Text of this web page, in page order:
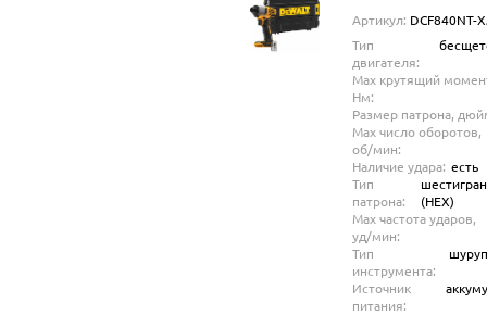
АКБ и ЗУ, в кейсе
TSTAK
Артикул: DCF840NT-
Тип
двигателя:
Max крутящий
Нм:
Размер патрона,
Max число оборотов,
об/мин:
Наличие удара: есть
Тип
патрона:
(HEX)
Max частота ударов,
уд/мин:
Тип
инструмента:
Источник
питания: